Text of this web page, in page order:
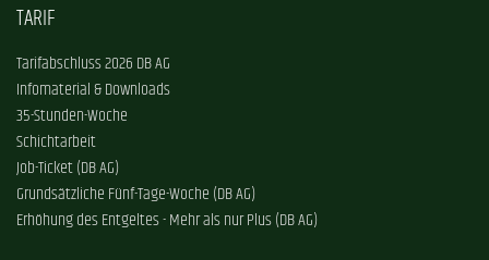
TARIF
Tarifabschluss 2026 DB AG
Infomaterial & Downloads
35-Stunden-Woche
Schichtarbeit
Job-Ticket (DB AG)
Grundsätzliche Fünf-Tage-Woche (DB AG)
Erhöhung des Entgeltes - Mehr als nur Plus (DB AG)